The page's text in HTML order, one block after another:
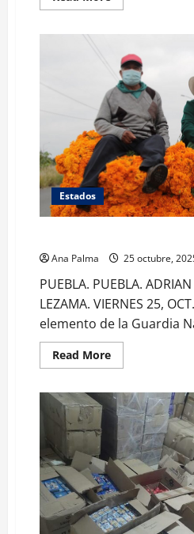
more
personal
operativo
de
la
Fiscalía
de
Michoacán
en
SEMAR
Estados
Ana Palma 25 octubre,
PUEBLA. PUEBLA.
LEZAMA. VIERNES 25,
elemento de la Guardia
Read MoreRead
more
para
cuidar
floricultores
de
temporada